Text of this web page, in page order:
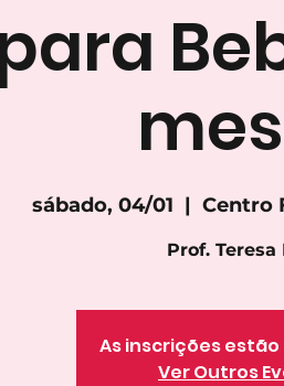
sábado, 04/01
  |
Centro
Prof. Teresa
As inscrições
Ver Outros